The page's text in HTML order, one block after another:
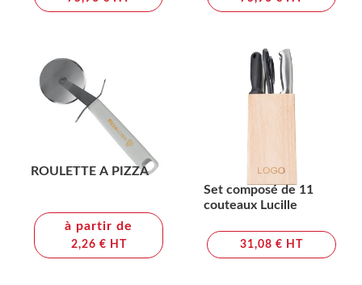
ROULETTE A PIZZA
à partir de
2,26 € HT
Set composé de 11
couteaux Lucille
31,08 € HT